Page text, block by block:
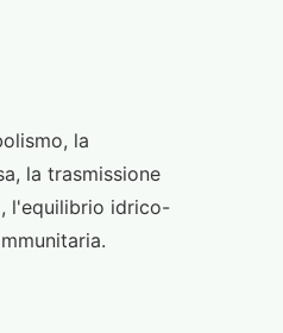
la
la trasmissione
l'equilibrio idrico-